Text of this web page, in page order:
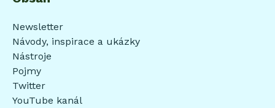
Newsletter
Návody, inspirace a ukázky
Nástroje
Pojmy
Twitter
YouTube kanál